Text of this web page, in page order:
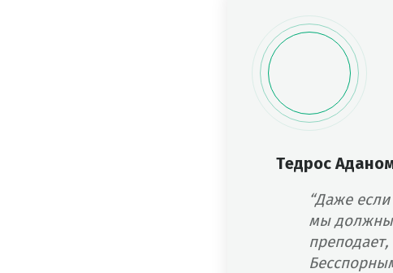
Тедрос
“Даже
мы должны